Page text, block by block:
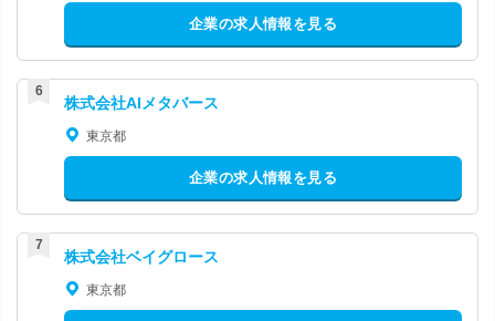
企業の求人情報を見る
株式会社AIメタバース
東京都
企業の求人情報を見る
株式会社ベイグロース
東京都